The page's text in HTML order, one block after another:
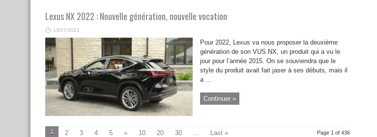
Lexus NX 2022 : Nouvelle génération, nouvelle vocation
13/07/2021
Pour 2022, Lexus va nous proposer la deuxième
génération de son VUS NX, un produit qui a vu le
jour pour l’année 2015. On se souviendra que le
style du produit avait fait jaser à ses débuts, mais il
a ...
Continuer »
Page 1 of 436
1 2 3 4 5 » 10 20 30 Last »